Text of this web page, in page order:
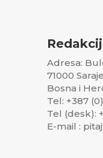
Adresa:
71000
Bosna i
Tel: +387
Tel (desk):
E-mail :